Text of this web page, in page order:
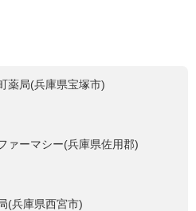
薬局(兵庫県宝塚市)
ァーマシー(兵庫県佐用郡)
(兵庫県西宮市)